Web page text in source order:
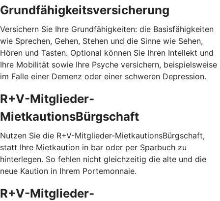
Grundfähigkeitsversicherung
Versichern Sie Ihre Grundfähigkeiten: die Basisfähigkeiten
wie Sprechen, Gehen, Stehen und die Sinne wie Sehen,
Hören und Tasten. Optional können Sie Ihren Intellekt und
Ihre Mobilität sowie Ihre Psyche versichern, beispielsweise
im Falle einer Demenz oder einer schweren Depression.
R+V-Mitglieder-
MietkautionsBürgschaft
Nutzen Sie die R+V-Mitglieder-MietkautionsBürgschaft,
statt Ihre Mietkaution in bar oder per Sparbuch zu
hinterlegen. So fehlen nicht gleichzeitig die alte und die
neue Kaution in Ihrem Portemonnaie.
R+V-Mitglieder-